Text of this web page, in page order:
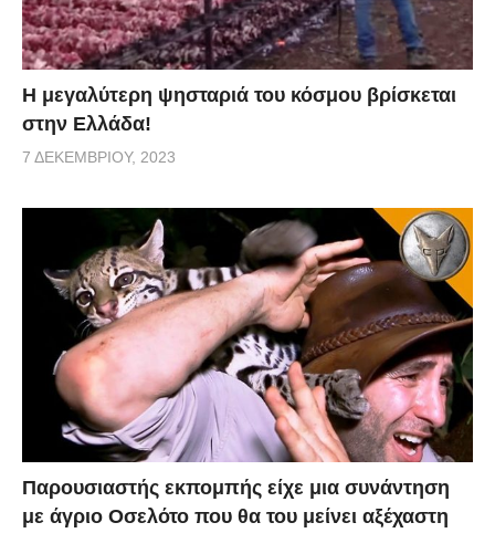
Η μεγαλύτερη ψησταριά του κόσμου βρίσκεται
στην Ελλάδα!
7 ΔΕΚΕΜΒΡΊΟΥ, 2023
Παρουσιαστής εκπομπής είχε μια συνάντηση
με άγριο Οσελότο που θα του μείνει αξέχαστη